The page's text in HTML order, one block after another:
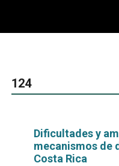
124
Dificultades y
mecanismos de
Costa Rica